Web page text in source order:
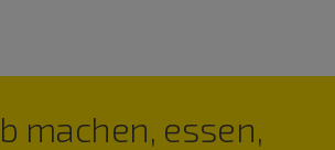
machen, essen,